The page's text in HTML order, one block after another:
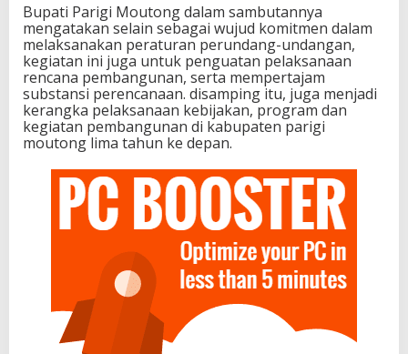
e
r
e
n
c
a
n
a
a
n
P
b
a
g
u
Bupati Parigi Moutong dalam sambutannya
mengatakan selain sebagai wujud komitmen dalam
melaksanakan peraturan perundang-undangan,
kegiatan ini juga untuk penguatan pelaksanaan
rencana pembangunan, serta mempertajam
substansi perencanaan. disamping itu, juga menjadi
kerangka pelaksanaan kebijakan, program dan
kegiatan pembangunan di kabupaten parigi
moutong lima tahun ke depan.